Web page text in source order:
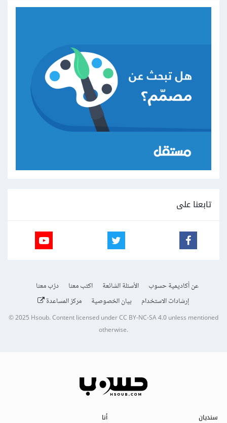
تابعنا على
عن أكاديمية حسوب الأسئلة الشائعة اكتب معنا
درّب معنا
إرشادات الاستخدام
بيان الخصوصية مركز المساعدة
© 2025Hsoub.Content licensed underCC BY-NC-SA 4.0unless mentioned
otherwise.